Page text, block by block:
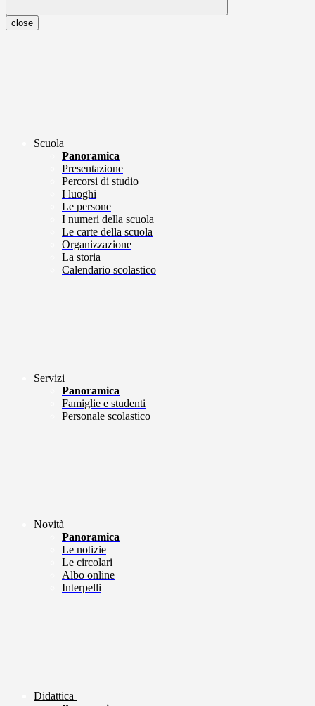
close
Scuola
Panoramica
Presentazione
Percorsi di studio
I luoghi
Le persone
I numeri della scuola
Le carte della scuola
Organizzazione
La storia
Calendario scolastico
Servizi
Panoramica
Famiglie e studenti
Personale scolastico
Novità
Panoramica
Le notizie
Le circolari
Albo online
Interpelli
Didattica